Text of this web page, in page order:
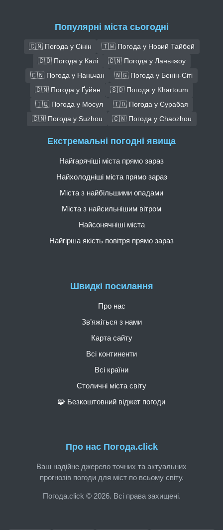
Популярні міста сьогодні
🇨🇳 Погода у Сінін
🇹🇼 Погода у Новий Тайбей
🇨🇴 Погода у Калі
🇨🇳 Погода у Ланьчжоу
🇨🇳 Погода у Наньчан
🇳🇬 Погода у Бенін-Сіті
🇨🇳 Погода у Ґуйян
🇸🇩 Погода у Khartoum
🇮🇶 Погода у Мосул
🇮🇩 Погода у Сурабая
🇨🇳 Погода у Suzhou
🇨🇳 Погода у Chaozhou
Про нас Погода.click
Ваш надійне джерело точних та актуальних
прогнозів погоди для міст по всьому світу.
Погода.click © 2026. Всі права захищені.
Швидкі посилання
Про нас
Зв’яжіться з нами
Карта сайту
Всі континенти
Всі країни
Столичні міста світу
🧩 Безкоштовний віджет погоди
Екстремальні погодні явища
Найгарячіші міста прямо зараз
Найхолодніші міста прямо зараз
Міста з найбільшими опадами
Міста з найсильнішим вітром
Найсонячніші міста
Найгірша якість повітря прямо зараз